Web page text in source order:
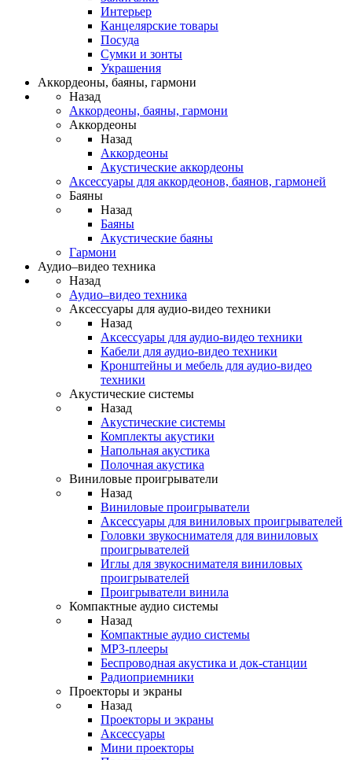
Интерьер
Канцелярские товары
Посуда
Сумки и зонты
Украшения
Аккордеоны, баяны, гармони
Назад
Аккордеоны, баяны, гармони
Аккордеоны
Назад
Аккордеоны
Акустические аккордеоны
Аксессуары для аккордеонов, баянов, гармоней
Баяны
Назад
Баяны
Акустические баяны
Гармони
Аудио–видео техника
Назад
Аудио–видео техника
Аксессуары для аудио-видео техники
Назад
Аксессуары для аудио-видео техники
Кабели для аудио-видео техники
Кронштейны и мебель для аудио-видео
техники
Акустические системы
Назад
Акустические системы
Комплекты акустики
Напольная акустика
Полочная акустика
Виниловые проигрыватели
Назад
Виниловые проигрыватели
Аксессуары для виниловых проигрывателей
Головки звукоснимателя для виниловых
проигрывателей
Иглы для звукоснимателя виниловых
проигрывателей
Проигрыватели винила
Компактные аудио системы
Назад
Компактные аудио системы
MP3-плееры
Беспроводная акустика и док-станции
Радиоприемники
Проекторы и экраны
Назад
Проекторы и экраны
Аксессуары
Мини проекторы